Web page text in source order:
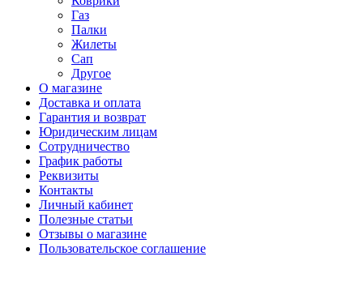
Газ
Палки
Жилеты
Сап
Другое
О магазине
Доставка и оплата
Гарантия и возврат
Юридическим лицам
Сотрудничество
График работы
Реквизиты
Контакты
Личный кабинет
Полезные статьи
Отзывы о магазине
Пользовательское соглашение